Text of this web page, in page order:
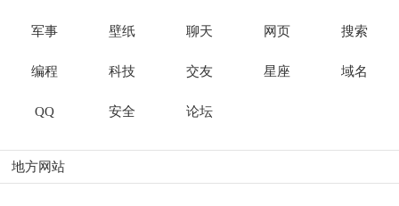
军事 壁纸 聊天 网页 搜索
编程 科技 交友 星座 域名
QQ 安全 论坛
地方网站